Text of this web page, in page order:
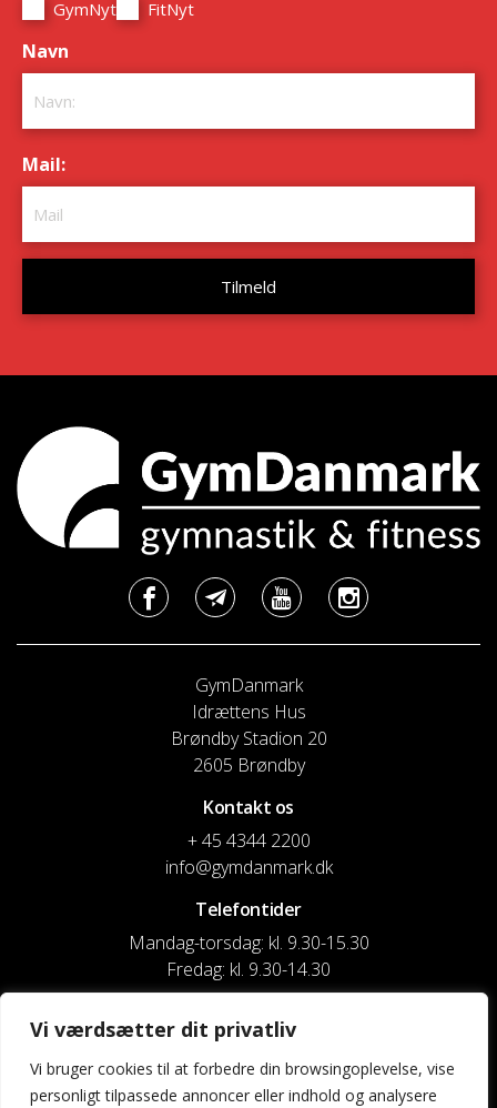
Vi værdsætter dit privatliv
Vi bruger cookies til at forbedre din browsingoplevelse, vise
personligt tilpassede annoncer eller indhold og analysere
GymNyt FitNyt
Navn
Mail:
GymDanmark
Idrættens Hus
Brøndby Stadion 20
2605 Brøndby
Kontakt os
+ 45 4344 2200
info@gymdanmark.dk
Telefontider
Mandag-torsdag: kl. 9.30-15.30
Fredag: kl. 9.30-14.30
CVR nr. 20916818
Reg. & Kontonr.: 4180 3119119022